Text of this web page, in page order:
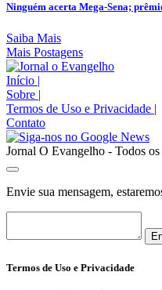
Ninguém acerta Mega-Sena;
Saiba Mais
Mais Postagens
Início |
Sobre |
Termos de Uso e Privacidade |
Contato
Jornal O Evangelho - Todos
Envie sua mensagem,
Termos de Uso e Privacidade